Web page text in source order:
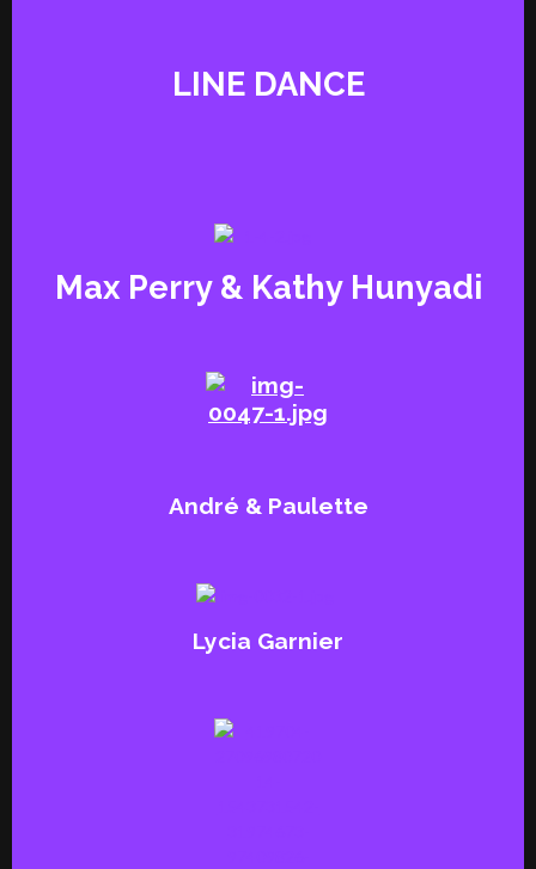
LINE DANCE
Max Perry & Kathy Hunyadi
André & Paulette
Lycia Garnier